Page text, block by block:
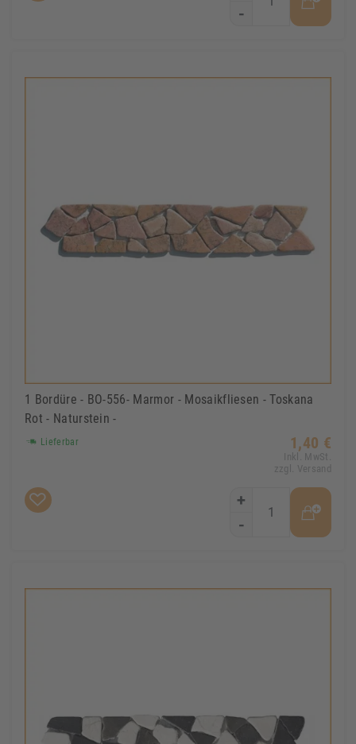
-
1 Bordüre - BO-556- Marmor - Mosaikfliesen - Toskana
Rot - Naturstein -
Lieferbar 1,40 €
Inkl. MwSt.
zzgl. Versand
+
-